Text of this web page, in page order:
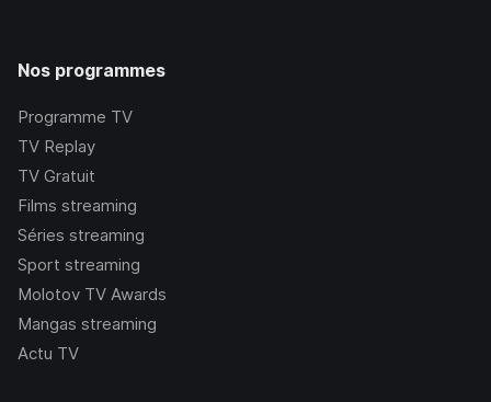
Nos programmes
Programme TV
TV Replay
TV Gratuit
Films streaming
Séries streaming
Sport streaming
Molotov TV Awards
Mangas streaming
Actu TV